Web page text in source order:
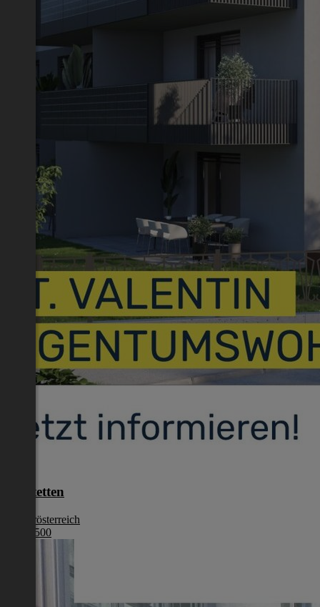
Amstetten
Niederösterreich
€ 284 500